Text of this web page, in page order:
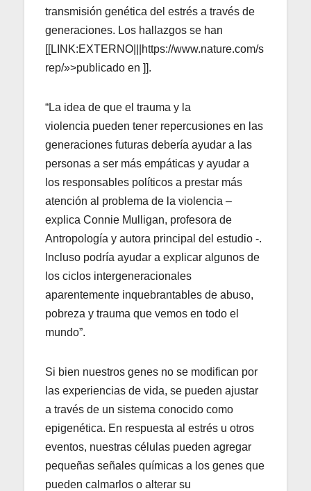
transmisión genética del estrés a través de
generaciones. Los hallazgos se han
[[LINK:EXTERNO|||https://www.nature.com/s
rep/»>publicado en ]].
“La idea de que el trauma y la
violencia pueden tener repercusiones en las
generaciones futuras debería ayudar a las
personas a ser más empáticas y ayudar a
los responsables políticos a prestar más
atención al problema de la violencia –
explica Connie Mulligan, profesora de
Antropología y autora principal del estudio -.
Incluso podría ayudar a explicar algunos de
los ciclos intergeneracionales
aparentemente inquebrantables de abuso,
pobreza y trauma que vemos en todo el
mundo”.
Si bien nuestros genes no se modifican por
las experiencias de vida, se pueden ajustar
a través de un sistema conocido como
epigenética. En respuesta al estrés u otros
eventos, nuestras células pueden agregar
pequeñas señales químicas a los genes que
pueden calmarlos o alterar su